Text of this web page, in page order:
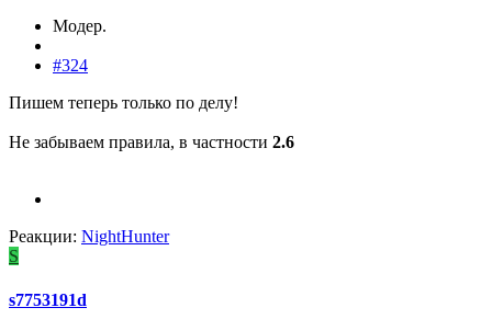
Модер.
#324
Пишем теперь только по делу!
Не забываем правила, в частности 2.6
Реакции: NightHunter
S
s7753191d